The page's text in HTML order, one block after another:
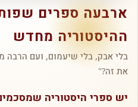
ארבעה ספרים
ההיסטוריה מחדש
בלי אבק, בלי שיעמום, ועם הרבה
את זה?"
יש ספרי היסטוריה